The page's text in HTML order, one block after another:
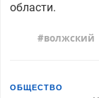
области.
волжский
ОБЩЕСТВО